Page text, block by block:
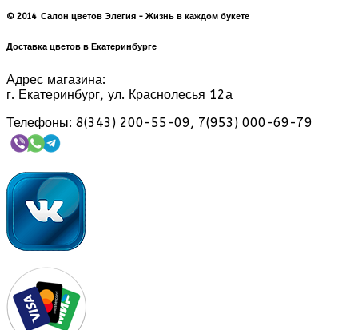
© 2014 Салон цветов Элегия - Жизнь в каждом букете
Доставка цветов в Екатеринбурге
Адрес магазина:
г. Екатеринбург, ул. Краснолесья 12а
Телефоны: 8(343) 200-55-09, 7(953) 000-69-79